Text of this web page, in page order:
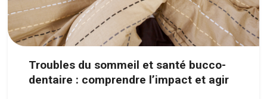
Troubles du sommeil et santé bucco-
dentaire : comprendre l’impact et agir